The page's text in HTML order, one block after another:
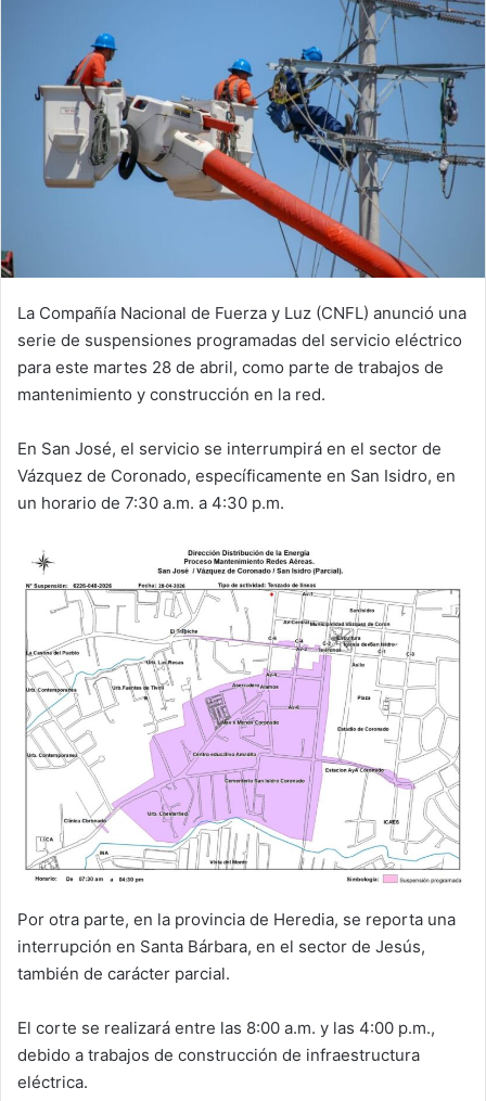
La Compañía Nacional de Fuerza y Luz (CNFL) anunció una
serie de suspensiones programadas del servicio eléctrico
para este martes 28 de abril, como parte de trabajos de
mantenimiento y construcción en la red.
En San José, el servicio se interrumpirá en el sector de
Vázquez de Coronado, específicamente en San Isidro, en
un horario de 7:30 a.m. a 4:30 p.m.
Por otra parte, en la provincia de Heredia, se reporta una
interrupción en Santa Bárbara, en el sector de Jesús,
también de carácter parcial.
El corte se realizará entre las 8:00 a.m. y las 4:00 p.m.,
debido a trabajos de construcción de infraestructura
eléctrica.